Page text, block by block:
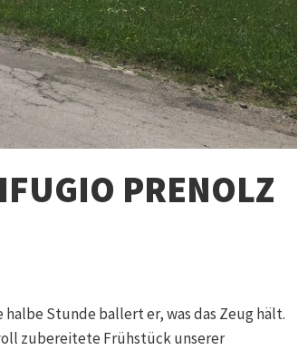
PRENOLZ
Stunde ballert er, was das Zeug hält.
zubereitete Frühstück unserer